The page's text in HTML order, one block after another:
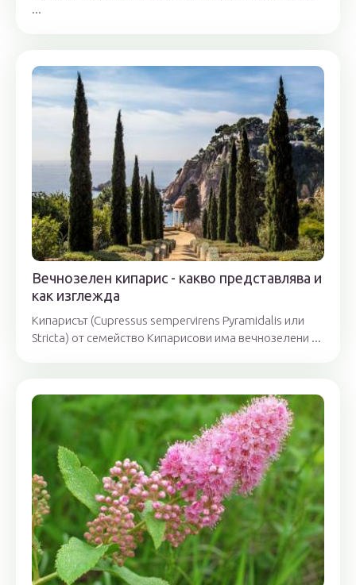
...
Вечнозелен кипарис - какво представлява и
как изглежда
Кипарисът (Cupressus sempervirens Pyramidalis или
Stricta) от семейство Кипарисови има вечнозелени ...